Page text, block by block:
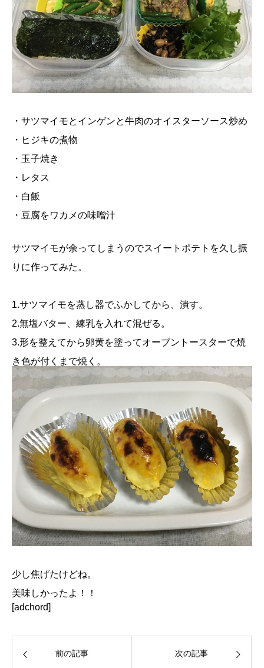
・サツマイモとインゲンと牛肉のオイスターソース炒め
・ヒジキの煮物
・玉子焼き
・レタス
・白飯
・豆腐をワカメの味噌汁
サツマイモが余ってしまうのでスイートポテトを久し振
りに作ってみた。
1.サツマイモを蒸し器でふかしてから、潰す。
2.無塩バター、練乳を入れて混ぜる。
3.形を整えてから卵黄を塗ってオーブントースターで焼
き色が付くまで焼く。
少し焦げたけどね。
美味しかったよ！！
[adchord]
前の記事 次の記事